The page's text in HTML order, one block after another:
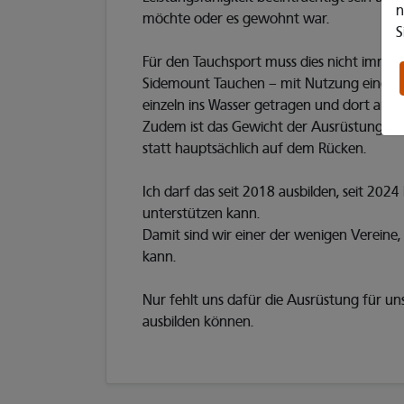
möchte oder es gewohnt war.
Für den Tauchsport muss dies nicht immer
Sidemount Tauchen – mit Nutzung einer
einzeln ins Wasser getragen und dort
Zudem ist das Gewicht der Ausrüstung
statt hauptsächlich auf dem Rücken.
Ich darf das seit 2018 ausbilden, seit
unterstützen kann.
Damit sind wir einer der wenigen
kann.
Nur fehlt uns dafür die Ausrüstung für
ausbilden können.